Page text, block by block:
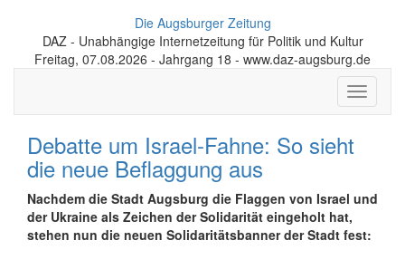
Die Augsburger Zeitung
DAZ - Unabhängige Internetzeitung für Politik und Kultur
Freitag, 07.08.2026 - Jahrgang 18 - www.daz-augsburg.de
Toggle
Debatte um Israel-Fahne: So sieht
die neue Beflaggung aus
Nachdem die Stadt Augsburg die Flaggen von Israel und
der Ukraine als Zeichen der Solidarität eingeholt hat,
stehen nun die neuen Solidaritätsbanner der Stadt fest: